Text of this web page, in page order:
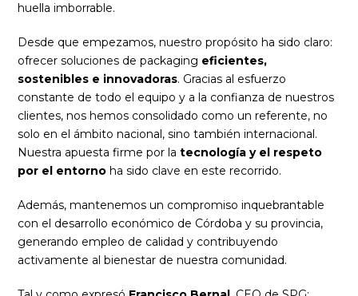
huella imborrable.
Desde que empezamos, nuestro propósito ha sido claro:
ofrecer soluciones de packaging eficientes,
sostenibles e innovadoras. Gracias al esfuerzo
constante de todo el equipo y a la confianza de nuestros
clientes, nos hemos consolidado como un referente, no
solo en el ámbito nacional, sino también internacional.
Nuestra apuesta firme por latecnología y el respeto
por el entorno ha sido clave en este recorrido.
Además, mantenemos un compromiso inquebrantable
con el desarrollo económico de Córdoba y su provincia,
generando empleo de calidad y contribuyendo
activamente al bienestar de nuestra comunidad.